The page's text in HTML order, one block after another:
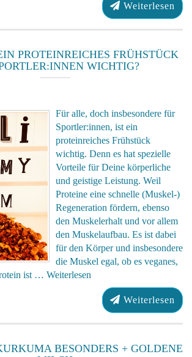
Weiterlesen
PROTEINREICHES FRÜHSTÜCK
WICHTIG?
Für alle, doch insbesondere für
Sportler:innen, ist ein
proteinreiches Frühstück
wichtig. Denn es hat spezielle
Vorteile für Deine körperliche
und geistige Leistung. Weil
Proteine eine schnelle (Muskel-)
Regeneration fördern, ebenso
den Muskelerhalt und vor allem
den Muskelaufbau. Es ist dabei
für den Körper und insbesondere
die Muskel egal, ob es veganes,
ist … Weiterlesen
Weiterlesen
BESONDERS + GOLDENE